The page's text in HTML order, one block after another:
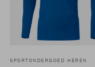
SPORTONDERGOED HEREN